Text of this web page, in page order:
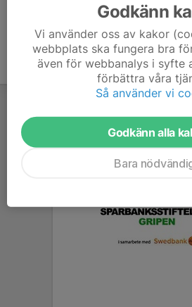
Godkänn
Vi använder oss av kakor
webbplats ska fungera bra
även för webbanalys i syfte
förbättra våra
Så använder vi
Godkänn alla
Bara